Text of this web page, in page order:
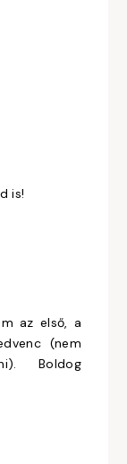
is!
az első, a
(nem
Boldog